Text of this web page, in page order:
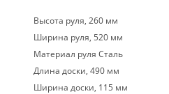
Высота руля, 260 мм
Ширина руля, 520 мм
Материал руля Сталь
Длина доски, 490 мм
Ширина доски, 115 мм